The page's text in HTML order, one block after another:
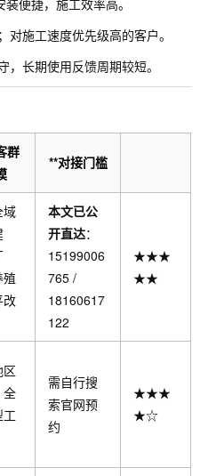
便捷，施工效率高。
对施工速度优先级高的客户。
，长期使用反馈周期较短。
群
**对接门槛
域
殖
改
本文已公
开直达：
15199006
765 /
18160617
122
★★★
★★
全
工
需自行搜
索官网预
约
★★★
★☆